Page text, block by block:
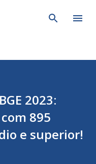
principal
2023:
895
e superior!